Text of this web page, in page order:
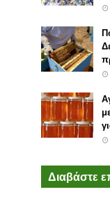
Διαβάστε